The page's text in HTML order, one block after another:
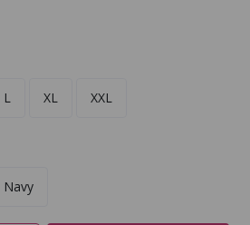
L XL XXL
Navy